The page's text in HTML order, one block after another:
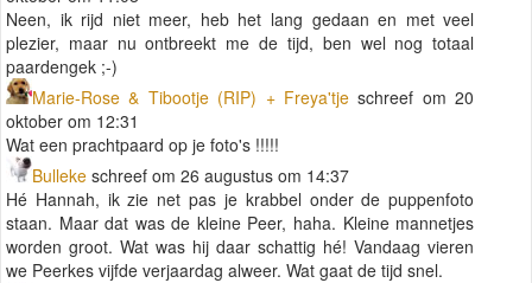
Neen, ik rijd niet meer, heb het lang gedaan en met veel
plezier, maar nu ontbreekt me de tijd, ben wel nog totaal
paardengek ;-)
Marie-Rose & Tibootje (RIP) + Freya'tje schreef om 20
oktober om 12:31
Wat een prachtpaard op je foto's !!!!!
Bulleke schreef om 26 augustus om 14:37
Hé Hannah, ik zie net pas je krabbel onder de puppenfoto
staan. Maar dat was de kleine Peer, haha. Kleine mannetjes
worden groot. Wat was hij daar schattig hé! Vandaag vieren
we Peerkes vijfde verjaardag alweer. Wat gaat de tijd snel.